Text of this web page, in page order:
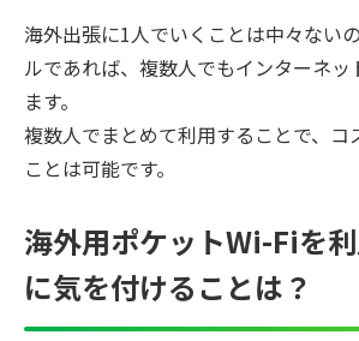
海外出張に1人でいくことは中々ない
ルであれば、複数人でもインターネ
ます。
複数人でまとめて利用することで、コ
ことは可能です。
海外用ポケットWi-Fiを
に気を付けることは？